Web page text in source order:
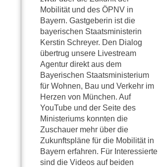
Mobilität und des ÖPNV in
Bayern. Gastgeberin ist die
bayerischen Staatsministerin
Kerstin Schreyer. Den Dialog
übertrug unsere Livestream
Agentur direkt aus dem
Bayerischen Staatsministerium
für Wohnen, Bau und Verkehr im
Herzen von München. Auf
YouTube und der Seite des
Ministeriums konnten die
Zuschauer mehr über die
Zukunftspläne für die Mobilität in
Bayern erfahren. Für Interessierte
sind die Videos auf beiden